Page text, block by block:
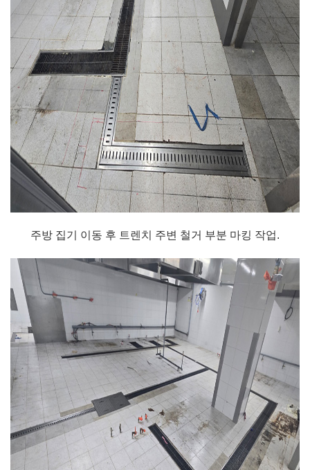
주방 집기 이동 후 트렌치 주변 철거 부분 마킹 작업.